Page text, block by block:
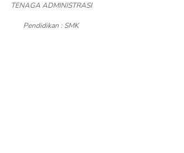
TENAGA ADMINISTRASI
Pendidikan : SMK